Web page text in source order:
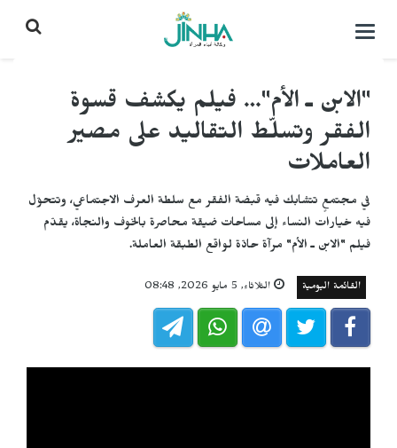
التحكم
"الابن ـ الأم"… فيلم يكشف قسوة
الفقر وتسلّط التقاليد على مصير
العاملات
في مجتمعٍ تتشابك فيه قبضة الفقر مع سلطة العرف الاجتماعي، وتتحوّل
فيه خيارات النساء إلى مساحات ضيقة محاصرة بالخوف والنجاة، يقدّم
فيلم "الابن ـ الأم" مرآة حادّة لواقع الطبقة العاملة.
القائمة اليومية الثلاثاء, 5 مايو 2026, 08:48